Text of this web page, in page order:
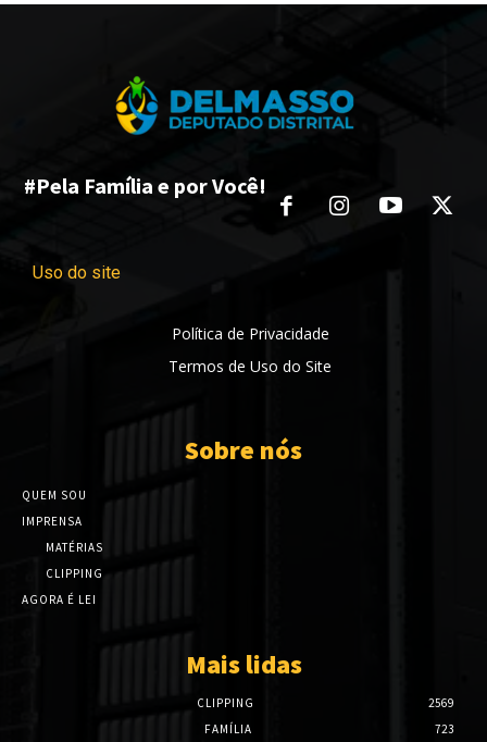
#Pela Família e por Você!
Uso do site
Política de Privacidade
Termos de Uso do Site
Sobre nós
QUEM SOU
IMPRENSA
MATÉRIAS
CLIPPING
AGORA É LEI
Mais lidas
CLIPPING
2569
FAMÍLIA
723